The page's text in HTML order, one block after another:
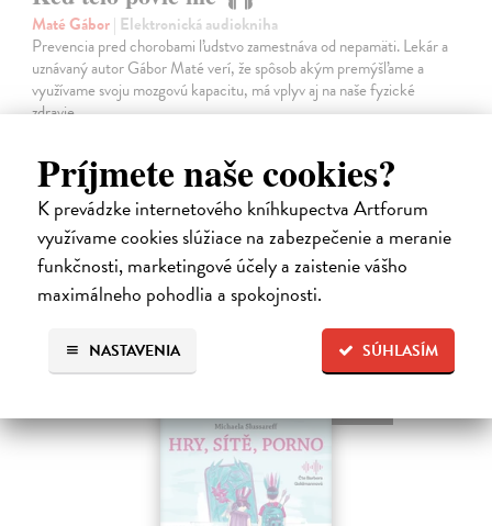
Príjmete naše cookies?
K prevádzke internetového kníhkupectva Artforum
využívame cookies slúžiace na zabezpečenie a meranie
funkčnosti, marketingové účely a zaistenie vášho
maximálneho pohodlia a spokojnosti.
SÚHLASÍM
NASTAVENIA
Maté Gábor| Elektronická audiokniha
Prevencia pred chorobami ľudstvo zamestnáva od nepamäti. Lekár a
uznávaný autor Gábor Maté verí, že spôsob akým premýšľame a
využívame svoju mozgovú kapacitu, má vplyv aj na naše fyzické
zdravie.
14,45 €